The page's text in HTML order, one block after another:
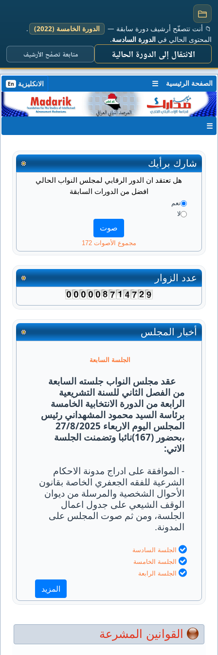
📁 أنت تتصفّح أرشيف دورة سابقة — الدورة الخامسة (2022)
.
المحتوى الحالي في الدورة السادسة.
الانتقال إلى الدورة الحالية متابعة تصفّح الأرشيف
الصفحة الرئيسية ☰ الانكليزية En
☰
شارك برأيك
هل تعتقد ان الدور الرقابي لمجلس النواب الحالي
افضل من الدورات السابقة
نعم
لا
مجموع الأصوات 172
عدد الزوار
أخبار المجلس
الجلسة السابعة
عقد مجلس النواب جلسته السابعة
من الفصل الثاني للسنة التشريعية
الرابعة من الدورة الانتخابية الخامسة
برئاسة السيد محمود المشهداني رئيس
المجلس اليوم الاربعاء 27/8/2025
،بحضور (167)نائبا وتضمنت الجلسة
الاتي:
- الموافقة على ادراج مدونة الاحكام
الشرعية للفقه الجعفري الخاصة بقانون
الأحوال الشخصية والمرسلة من ديوان
الوقف الشيعي على جدول اعمال
الجلسة، ومن ثم صوت المجلس على
المدونة.
الجلسة السادسة
الجلسة الخامسة
الجلسة الرابعة
المزيد
القوانين المشرعة